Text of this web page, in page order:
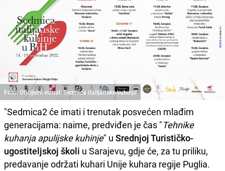
Foto: Oficijelni vizual: Sedmica italijanske kuhinje
"Sedmica2 će imati i trenutak posvećen mlađim
generacijama: naime, predviđen je čas "Tehnike
kuhanja apulijske kuhinje" u Srednjoj Turističko-
ugostiteljskoj školi u Sarajevu, gdje će, za tu priliku,
predavanje održati kuhari Unije kuhara regije Puglia.